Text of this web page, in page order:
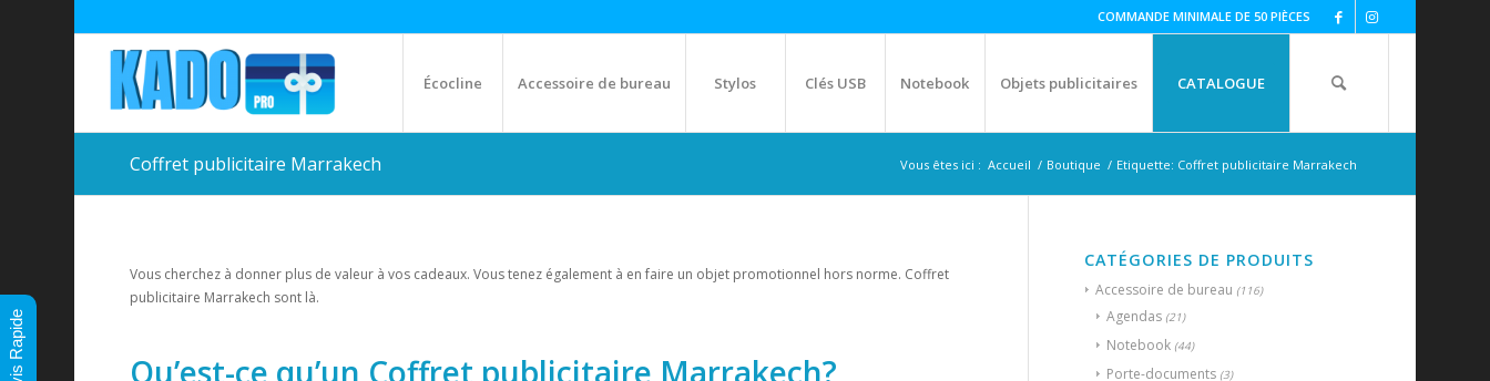
COMMANDE MINIMALE DE 50 PIÈCES
Écocline Accessoire de bureau Stylos Clés USB Notebook Objets publicitaires CATALOGUE
Coffret publicitaire Marrakech Vous êtes ici : Accueil / Boutique / Etiquette: Coffret publicitaire Marrakech
Vous cherchez à donner plus de valeur à vos cadeaux. Vous tenez également à en faire un objet promotionnel hors norme. Coffret
publicitaire Marrakech sont là.
Qu’est-ce qu’un Coffret publicitaire Marrakech?
CATÉGORIES DE PRODUITS
Accessoire de bureau (116)
Agendas (21)
Notebook (44)
Porte-documents (3)
Devis Rapide